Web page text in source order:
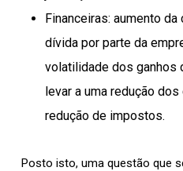
Financeiras: aumento
dívida por parte da
volatilidade dos ganhos
levar a uma redução
redução de impostos.
Posto isto, uma questão que